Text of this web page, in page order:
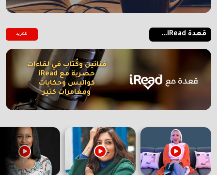
قعدة iRead... للمزيد
فنانين وكُتاب في لقاءات
حصرية مع iRead
كواليس وحكايات
ومغامرات كتير